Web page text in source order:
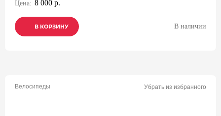
Цена: 8 000 р.
В КОРЗИНУ
В КОРЗИНУ
В КОРЗИНУ В наличии
Велосипеды Убрать из избранного